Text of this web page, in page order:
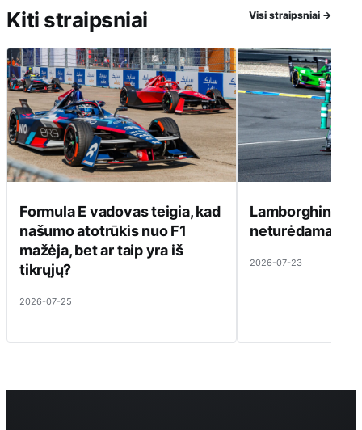
Kiti straipsniai Visi straipsniai →
Formula E vadovas teigia, kad
našumo atotrūkis nuo F1
mažėja, bet ar taip yra iš
tikrųjų?
2026-07-25
Lamborghini
neturėdama ką
2026-07-23